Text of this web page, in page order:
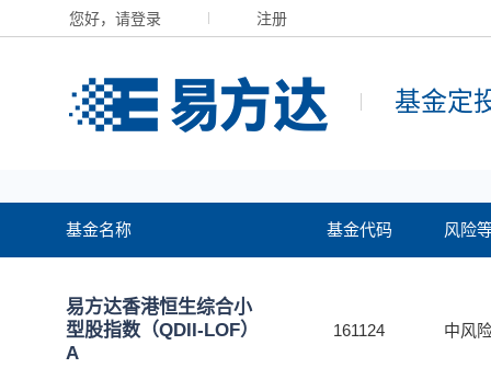
您好，请登录 注册
基金定
基金名称 基金代码 风险
易方达香港恒生综合小
型股指数（QDII-LOF）
A
161124 中风